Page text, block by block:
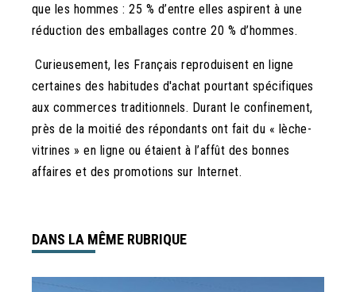
que les hommes : 25 % d’entre elles aspirent à une
réduction des emballages contre 20 % d’hommes.
Curieusement, les Français reproduisent en ligne
certaines des habitudes d'achat pourtant spécifiques
aux commerces traditionnels. Durant le confinement,
près de la moitié des répondants ont fait du « lèche-
vitrines » en ligne ou étaient à l’affût des bonnes
affaires et des promotions sur Internet.
DANS LA MÊME RUBRIQUE